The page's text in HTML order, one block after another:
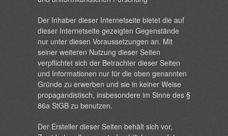
Der Inhaber dieser Internetseite bietet die auf
dieser Internetseite gezeigten Gegenstände
nur unter diesen Voraussetzungen an. Mit
seiner weiteren Nutzung dieser Seiten
verpflichtet sich der Betrachter dieser Seiten
und Informationen nur für die oben genannten
Gründe zu erwerben und sie in keiner Weise
propagandistisch, insbesondere im Sinne des §
86a StGB zu benutzen.
Der Ersteller dieser Seiten behält sich vor,